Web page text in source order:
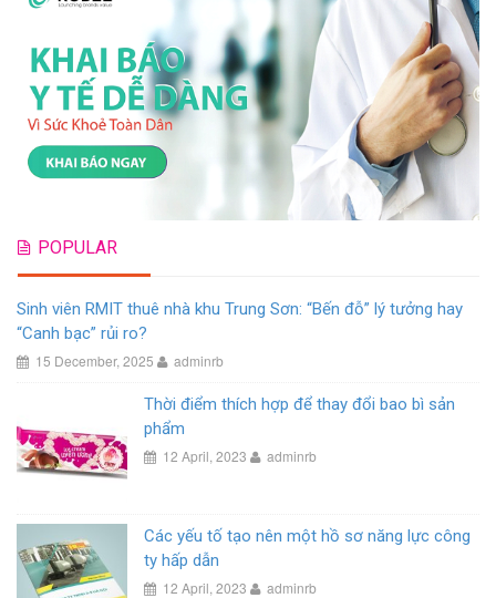
POPULAR
Sinh viên RMIT thuê nhà khu Trung Sơn: “Bến đỗ” lý tưởng hay
“Canh bạc” rủi ro?
15 December, 2025 adminrb
Thời điểm thích hợp để thay đổi bao bì sản
phẩm
12 April, 2023 adminrb
Các yếu tố tạo nên một hồ sơ năng lực công
ty hấp dẫn
12 April, 2023 adminrb